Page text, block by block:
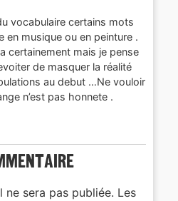
vocabulaire certains mots
en musique ou en peinture .
certainement mais je pense
de masquer la réalité
au debut …Ne vouloir
n’est pas honnete .
ne sera pas publiée. Les